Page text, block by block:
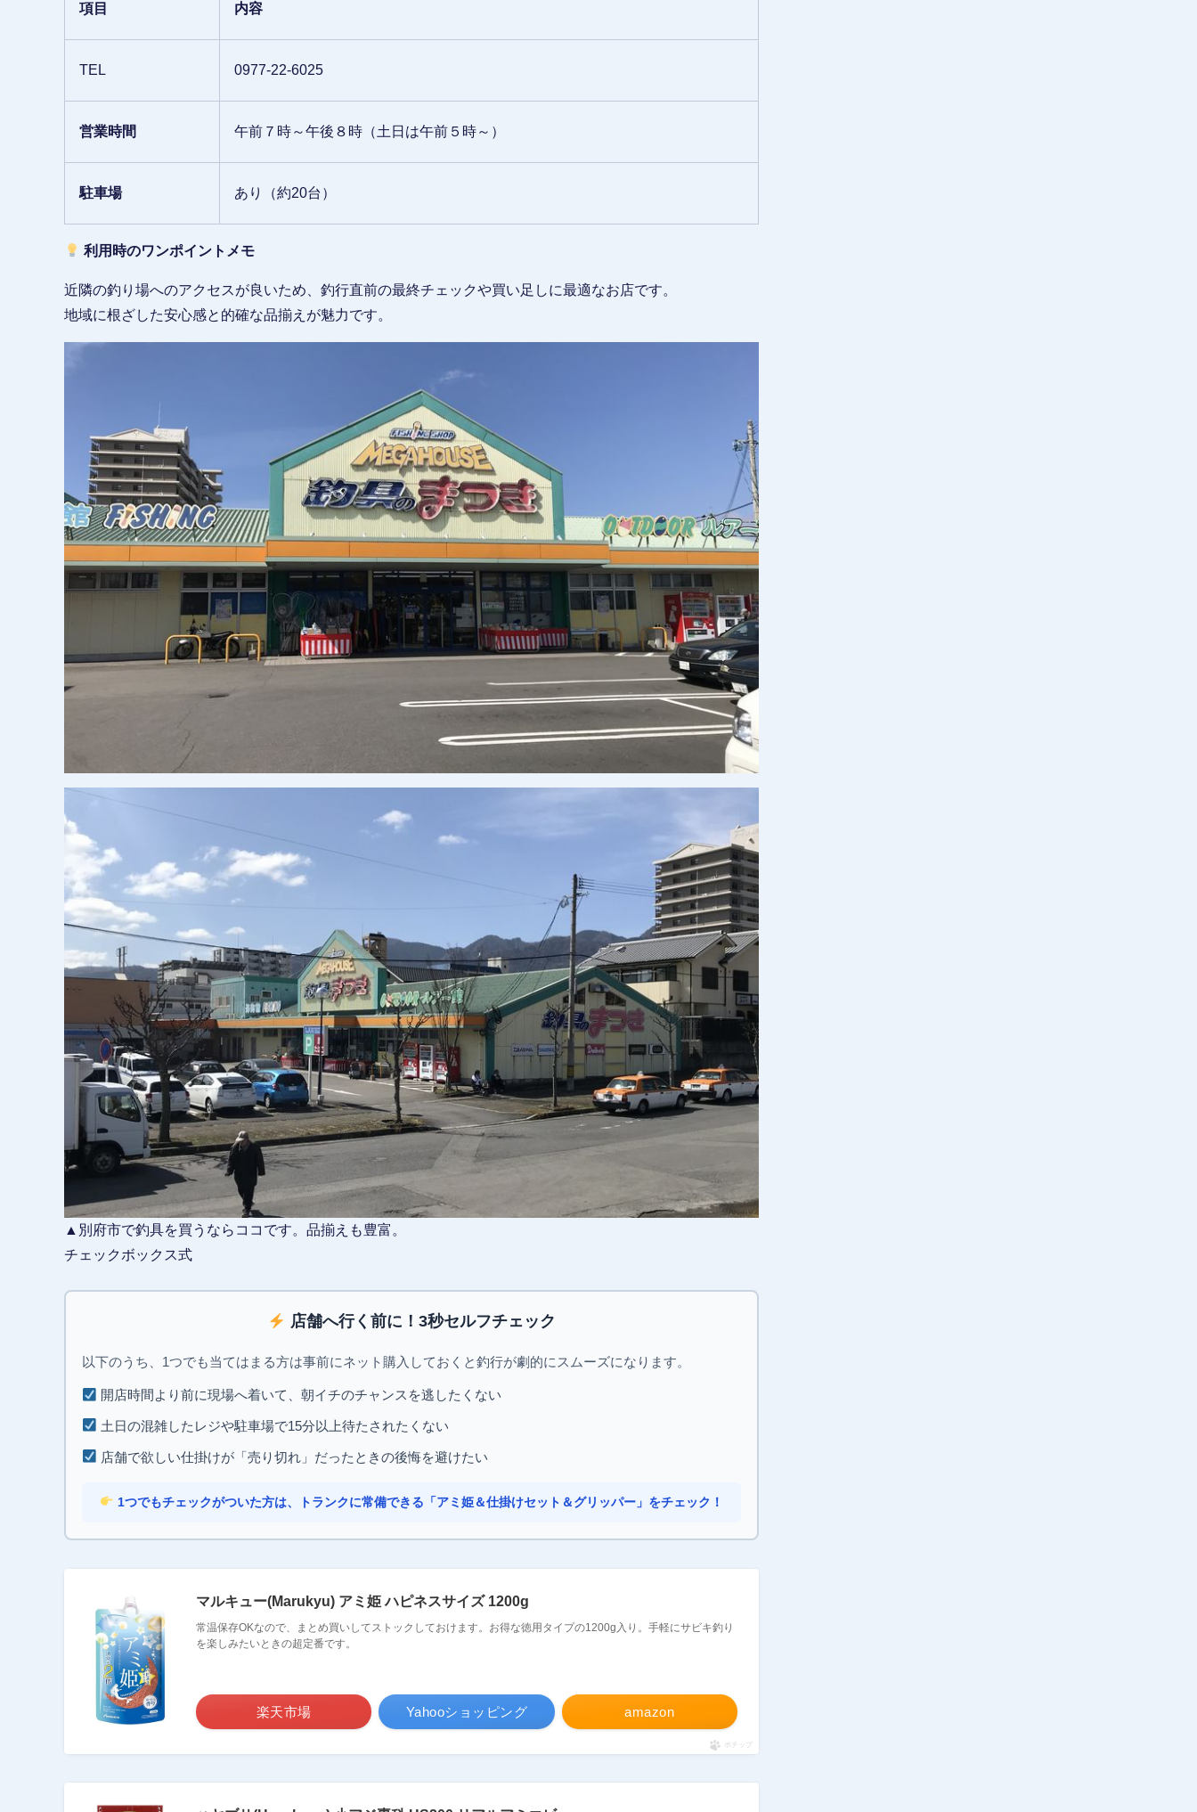
項目 内容
TEL 0977-22-6025
営業時間 午前７時～午後８時（土日は午前５時～）
駐車場 あり（約20台）
利用時のワンポイントメモ
近隣の釣り場へのアクセスが良いため、釣行直前の最終チェックや買い足しに最適なお店です。
地域に根ざした安心感と的確な品揃えが魅力です。
▲別府市で釣具を買うならココです。品揃えも豊富。
チェックボックス式
店舗へ行く前に！3秒セルフチェック
以下のうち、1つでも当てはまる方は事前にネット購入しておくと釣行が劇的にスムーズになります。
開店時間より前に現場へ着いて、朝イチのチャンスを逃したくない
土日の混雑したレジや駐車場で15分以上待たされたくない
店舗で欲しい仕掛けが「売り切れ」だったときの後悔を避けたい
1つでもチェックがついた方は、トランクに常備できる「アミ姫＆仕掛けセット＆グリッパー」をチェック！
マルキュー(Marukyu) アミ姫 ハピネスサイズ 1200g
常温保存OKなので、まとめ買いしてストックしておけます。お得な徳用タイプの1200g入り。手軽にサビキ釣り
を楽しみたいときの超定番です。
楽天市場 Yahooショッピング amazon
ポチップ